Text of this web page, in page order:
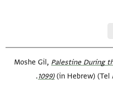
Moshe Gil,Palestine During
1099)‎(in Hebrew) (Tel